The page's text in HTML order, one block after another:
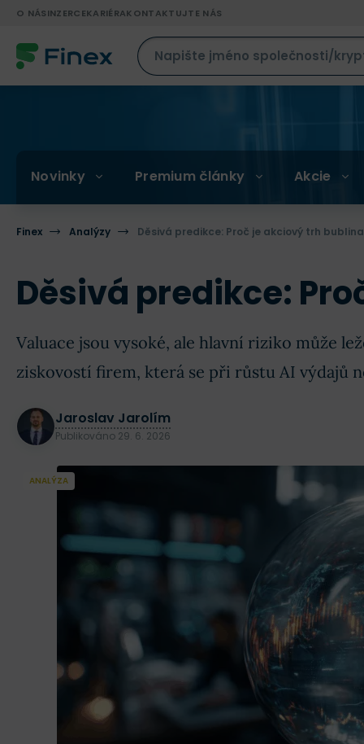
O NÁSINZERCEKARIÉRAKONTAKTUJTE NÁS
Novinky Premium články Akcie
Finex Analýzy Děsivá predikce: Proč je akciový trh bublina
Děsivá predikce:
Valuace jsou vysoké, ale hlavní riziko může
ziskovostí firem, která se při růstu AI výdajů
Jaroslav Jarolím
Publikováno 29. 6. 2026
ANALÝZA